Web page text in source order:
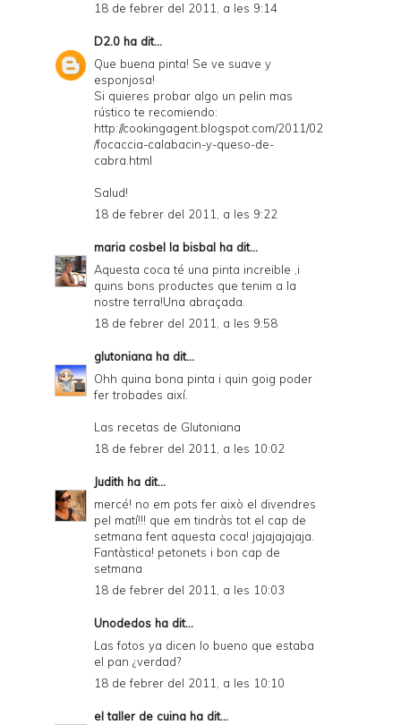
18 de febrer del 2011, a les 9:14
D2.0 ha dit...
Que buena pinta! Se ve suave y
esponjosa!
Si quieres probar algo un pelin mas
rústico te recomiendo:
http://cookingagent.blogspot.com/2011/02
/focaccia-calabacin-y-queso-de-
cabra.html
Salud!
18 de febrer del 2011, a les 9:22
maria cosbel la bisbal ha dit...
Aquesta coca té una pinta increible ,i
quins bons productes que tenim a la
nostre terra!Una abraçada.
18 de febrer del 2011, a les 9:58
glutoniana ha dit...
Ohh quina bona pinta i quin goig poder
fer trobades així.
Las recetas de Glutoniana
18 de febrer del 2011, a les 10:02
Judith ha dit...
mercé! no em pots fer això el divendres
pel matí!!! que em tindràs tot el cap de
setmana fent aquesta coca! jajajajajaja.
Fantàstica! petonets i bon cap de
setmana
18 de febrer del 2011, a les 10:03
Unodedos ha dit...
Las fotos ya dicen lo bueno que estaba
el pan ¿verdad?
18 de febrer del 2011, a les 10:10
el taller de cuina ha dit...